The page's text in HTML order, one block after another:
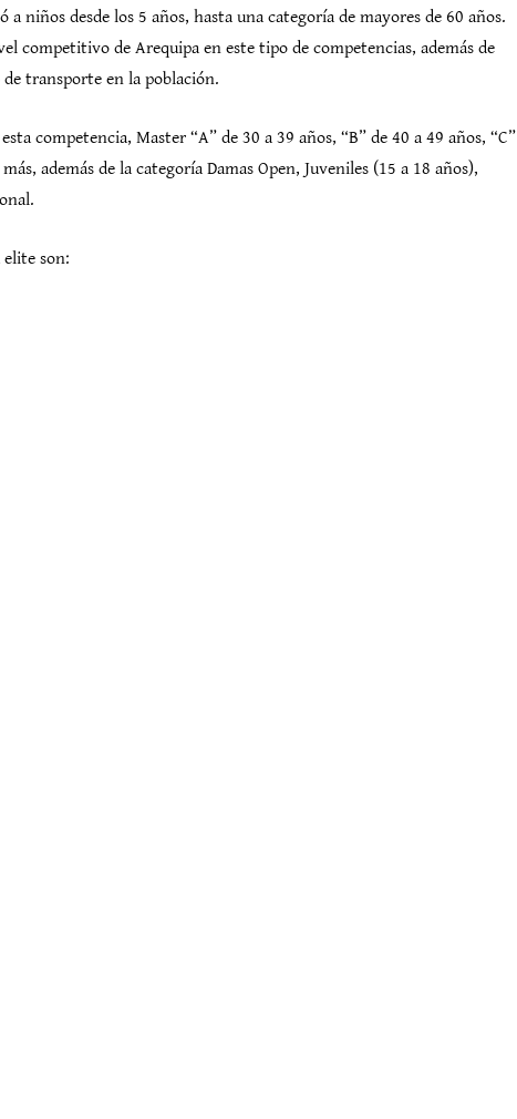
niños desde los 5 años, hasta una categoría de mayores de 60 años.
competitivo de Arequipa en este tipo de competencias, además de
transporte en la población.
competencia, Master “A” de 30 a 39 años, “B” de 40 a 49 años, “C”
además de la categoría Damas Open, Juveniles (15 a 18 años),
elite son: